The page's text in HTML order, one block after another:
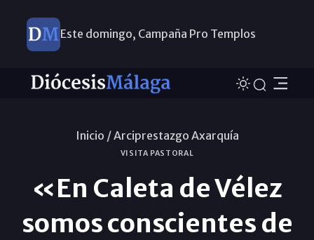
Este domingo, Campaña Pro Templos
Inicio /Arciprestazgo Axarquía
VISITA PASTORAL
«En Caleta de Vélez
somos conscientes de